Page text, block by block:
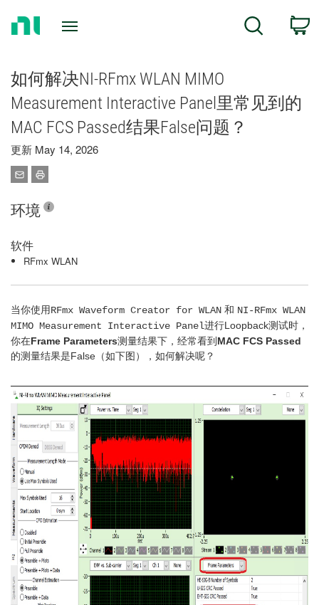
Search
如何解决NI-RFmx WLAN MIMO
Measurement Interactive Panel里常见到的
MAC FCS Passed结果False问题？
更新 May 14, 2026
环境
软件
RFmx WLAN
当你使用RFmx Waveform Creator for WLAN 和 NI-RFmx WLAN
MIMO Measurement Interactive Panel进行Loopback测试时，
你在Frame Parameters测量结果下，经常看到 MAC FCS Passed
的测量结果是False（如下图），如何解决呢？